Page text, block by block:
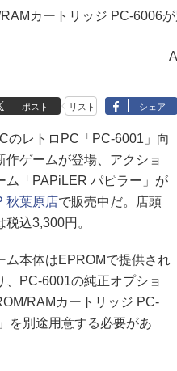
RAMカートリッジ PC-6006
ポスト リスト シェア
のレトロPC「PC-6001」向
作ゲームが登場、アクショ
ム「PAPiLER パピラー」が
秋葉原店で販売中だ。店頭
税込3,300円。
本体はEPROMで提供され
、PC-6001の純正オプショ
RAMカートリッジ PC-
を別途用意する必要があ